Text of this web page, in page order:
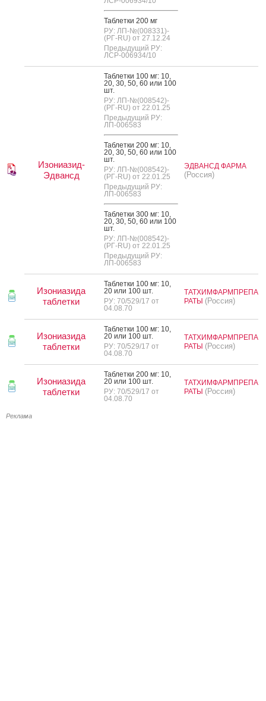
Таб­летки 200 мг
РУ: ЛП-№(008331)-
(РГ-RU) от 27.12.24
Предыдущий РУ:
ЛСР-006934/10
Изониазид-
Эдвансд
Таб­летки 100 мг: 10,
20, 30, 50, 60 или 100
шт.
РУ: ЛП-№(008542)-
(РГ-RU) от 22.01.25
Предыдущий РУ:
ЛП-006583
Таб­летки 200 мг: 10,
20, 30, 50, 60 или 100
шт.
РУ: ЛП-№(008542)-
(РГ-RU) от 22.01.25
Предыдущий РУ:
ЛП-006583
Таб­летки 300 мг: 10,
20, 30, 50, 60 или 100
шт.
РУ: ЛП-№(008542)-
(РГ-RU) от 22.01.25
Предыдущий РУ:
ЛП-006583
ЭДВАНСД ФАРМА
(Россия)
Изониазида
таблетки
Таб­летки 100 мг: 10,
20 или 100 шт.
РУ: 70/529/17 от
04.08.70
ТАТХИМФАРМПРЕПА
РАТЫ (Россия)
Изониазида
таблетки
Таб­летки 100 мг: 10,
20 или 100 шт.
РУ: 70/529/17 от
04.08.70
ТАТХИМФАРМПРЕПА
РАТЫ (Россия)
Изониазида
таблетки
Таб­летки 200 мг: 10,
20 или 100 шт.
РУ: 70/529/17 от
04.08.70
ТАТХИМФАРМПРЕПА
РАТЫ (Россия)
Реклама